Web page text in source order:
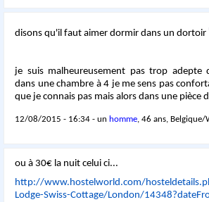
disons qu'il faut aimer dormir dans un dortoir
je suis malheureusement pas trop adepte
dans une chambre à 4 je me sens pas
que je connais pas mais alors dans une pièce
12/08/2015 - 16:34 - un homme, 46 ans, Belgique/
ou à 30€ la nuit celui ci...
http://www.hostelworld.com/
Lodge-Swiss-Cottage/London/